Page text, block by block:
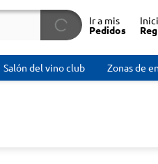
Ir a mis
Pedidos
Salón del vino club Zonas de